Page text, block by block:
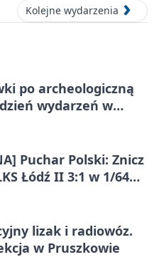
Kolejne wydarzenia
po archeologiczną
wydarzeń w
Puchar Polski: Znicz
Łódź II 3:1 w 1/64
lizak i radiowóz.
w Pruszkowie